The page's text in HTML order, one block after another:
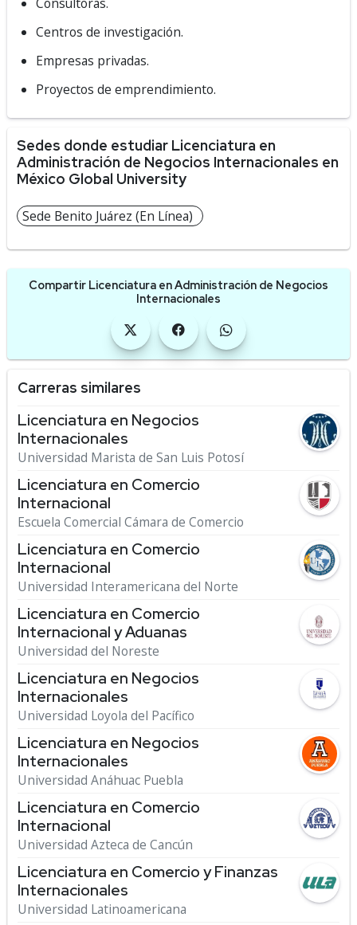
Centros de investigación.
Empresas privadas.
Proyectos de emprendimiento.
Sedes donde estudiar Licenciatura en
Administración de Negocios Internacionales en
México Global University
Sede Benito Juárez (En Línea)
Compartir Licenciatura en Administración de Negocios
Internacionales
Carreras similares
Licenciatura en Negocios
Internacionales
Universidad Marista de San Luis Potosí
Licenciatura en Comercio
Internacional
Escuela Comercial Cámara de Comercio
Licenciatura en Comercio
Internacional
Universidad Interamericana del Norte
Licenciatura en Comercio
Internacional y Aduanas
Universidad del Noreste
Licenciatura en Negocios
Internacionales
Universidad Loyola del Pacífico
Licenciatura en Negocios
Internacionales
Universidad Anáhuac Puebla
Licenciatura en Comercio
Internacional
Universidad Azteca de Cancún
Licenciatura en Comercio y Finanzas
Internacionales
Universidad Latinoamericana